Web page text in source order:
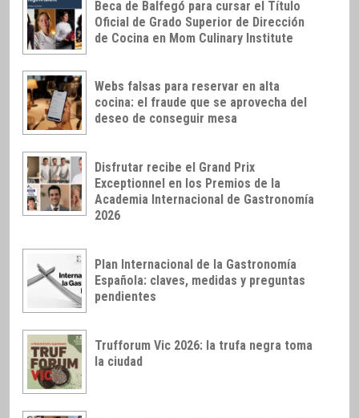
Beca de Balfegó para cursar el Título
Oficial de Grado Superior de Dirección
de Cocina en Mom Culinary Institute
Webs falsas para reservar en alta
cocina: el fraude que se aprovecha del
deseo de conseguir mesa
Disfrutar recibe el Grand Prix
Exceptionnel en los Premios de la
Academia Internacional de Gastronomía
2026
Plan Internacional de la Gastronomía
Española: claves, medidas y preguntas
pendientes
Trufforum Vic 2026: la trufa negra toma
la ciudad